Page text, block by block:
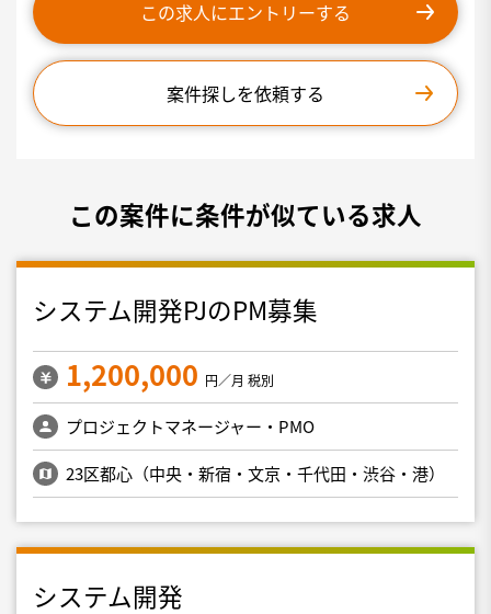
この求人にエントリーする
案件探しを依頼する
この案件に条件が似ている求人
システム開発PJのPM募集
1,200,000 円／月 税別
プロジェクトマネージャー・PMO
23区都心（中央・新宿・文京・千代田・渋谷・港）
システム開発